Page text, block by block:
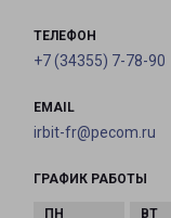
ТЕЛЕФОН
+7 (34355) 7-78-90
EMAIL
irbit-fr@pecom.ru
ГРАФИК РАБОТЫ